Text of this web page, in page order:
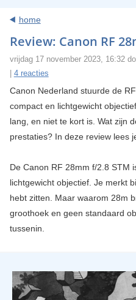
home
Review: Canon RF
vrijdag 17 november 2023, 16:32
4 reacties
Canon Nederland stuurde de
compact en lichtgewicht
lang, en niet te kort is. Wat zijn
prestaties? In deze review lees
De Canon RF 28mm f/2.8 STM
lichtgewicht objectief. Je merkt
hebt zitten. Maar waarom 28m
groothoek en geen standaard
tussenin.